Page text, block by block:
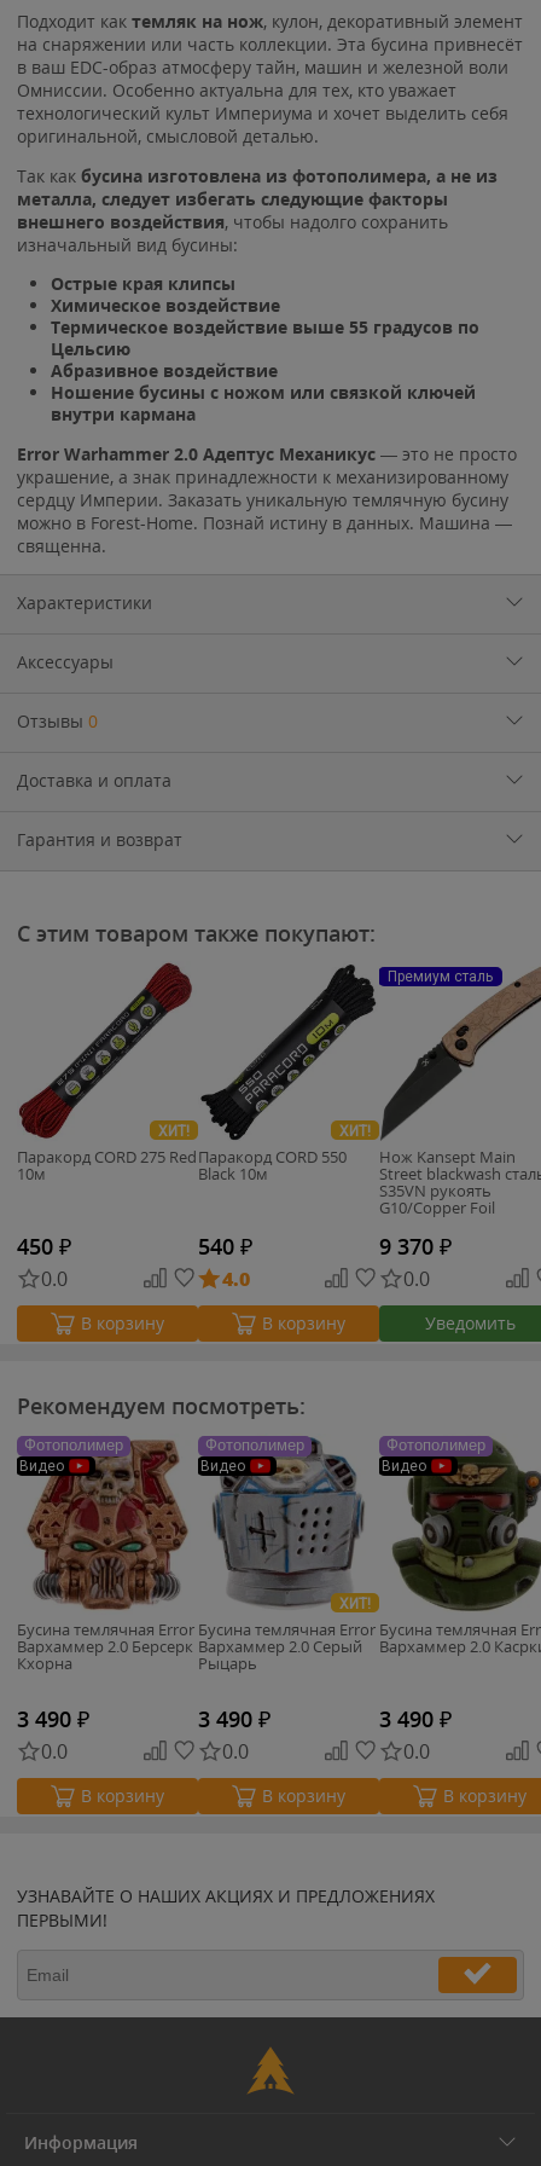
Подходит как темляк на нож, кулон, декоративный элемент
на снаряжении или часть коллекции. Эта бусина привнесёт
в ваш EDC-образ атмосферу тайн, машин и железной воли
Омниссии. Особенно актуальна для тех, кто уважает
технологический культ Империума и хочет выделить себя
оригинальной, смысловой деталью.
Так как бусина изготовлена из фотополимера, а не из
металла, следует избегать следующие факторы
внешнего воздействия, чтобы надолго сохранить
изначальный вид бусины:
Острые края клипсы
Химическое воздействие
Термическое воздействие выше 55 градусов по
Цельсию
Абразивное воздействие
Ношение бусины с ножом или связкой ключей
внутри кармана
Error Warhammer 2.0 Адептус Механикус — это не просто
украшение, а знак принадлежности к механизированному
сердцу Империи. Заказать уникальную темлячную бусину
можно в Forest-Home. Познай истину в данных. Машина —
священна.
Характеристики
Аксессуары
Отзывы 0
Доставка и оплата
Гарантия и возврат
С этим товаром также покупают:
ХИТ!
Паракорд CORD 275 Red
10м
450 ₽
0.0
В корзину
ХИТ!
Паракорд CORD 550
Black 10м
540 ₽
4.0
В корзину
Премиум сталь
Нож Kansept Main
Street blackwash
S35VN рукоять
G10/Copper Foil
9 370 ₽
0.0
Уведомить
Рекомендуем посмотреть:
Фотополимер
Видео
Бусина темлячная Error
Вархаммер 2.0 Берсерк
Кхорна
3 490 ₽
0.0
В корзину
Фотополимер
Видео
ХИТ!
Бусина темлячная Error
Вархаммер 2.0 Серый
Рыцарь
3 490 ₽
0.0
В корзину
Фотополимер
Видео
Бусина темлячная
Вархаммер 2.0
3 490 ₽
0.0
В корзину
УЗНАВАЙТЕ О НАШИХ АКЦИЯХ И ПРЕДЛОЖЕНИЯХ
ПЕРВЫМИ!
Информация